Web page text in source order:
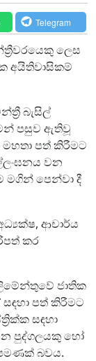
Telegram
ලෙස
අයිතිවාසිකම්
බැසිල්
පසුව ඇතිවූ
මහතා පත් කිරීමට
වන
මගින් පෙන්වා දී
ආචාර්ය
කර
ජාතික
පත් කිරීමට
සඳහා
පුද්ගලයකු හෝ
බවය.